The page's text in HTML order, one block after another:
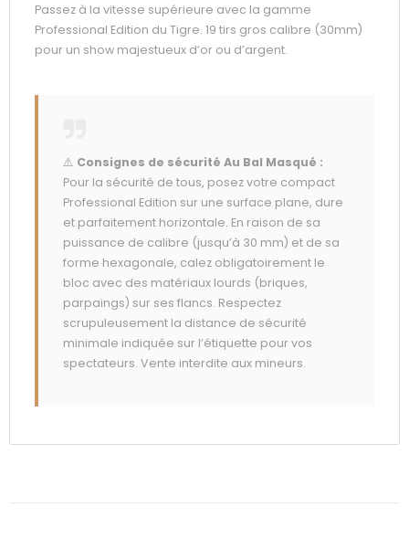
Passez à la vitesse supérieure avec la gamme
Professional Edition du Tigre. 19 tirs gros calibre (30mm)
pour un show majestueux d’or ou d’argent.
⚠️ Consignes de sécurité Au Bal Masqué :
Pour la sécurité de tous, posez votre compact
Professional Edition sur une surface plane, dure
et parfaitement horizontale. En raison de sa
puissance de calibre (jusqu’à 30 mm) et de sa
forme hexagonale, calez obligatoirement le
bloc avec des matériaux lourds (briques,
parpaings) sur ses flancs. Respectez
scrupuleusement la distance de sécurité
minimale indiquée sur l’étiquette pour vos
spectateurs. Vente interdite aux mineurs.